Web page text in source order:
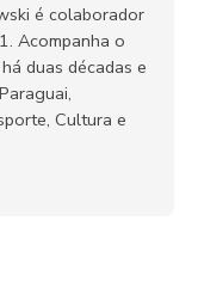
é colaborador
Acompanha o
duas décadas e
Cultura e